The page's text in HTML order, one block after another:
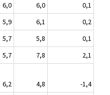
6,0 6,0
0,1
5,9 6,1
0,2
5,7 5,8
0,1
5,7 7,8
2,1
6,2 4,8
-1,4